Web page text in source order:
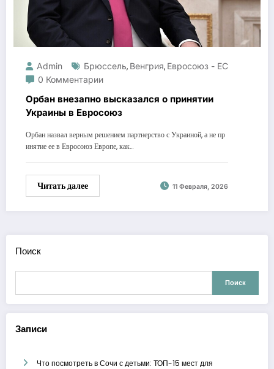
Admin Брюссель, Венгрия, Евросоюз - ЕС
0 Комментарии
Орбан внезапно высказался о принятии
Украины в Евросоюз
Орбан назвал верным решением партнерство с Украиной, а не пр
инятие ее в Евросоюз Европе, как…
Читать далее 11 Февраля, 2026
Поиск
Поиск
Записи
Что посмотреть в Сочи с детьми: ТОП-15 мест для